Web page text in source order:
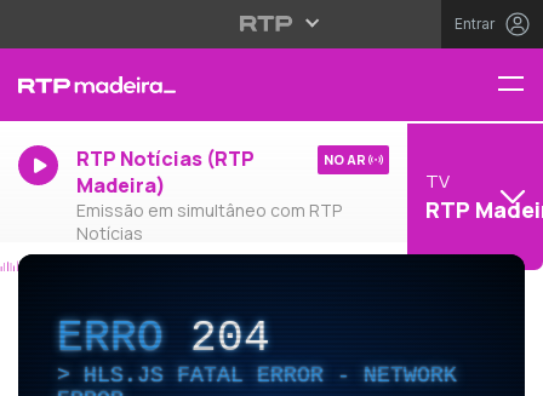
Entrar
RTP Notícias (RTP
Madeira)
Emissão em simultâneo com RTP
Notícias
NO AR
TV
RTP
ERRO204
HLS.JS FATAL ERROR - NETWORK